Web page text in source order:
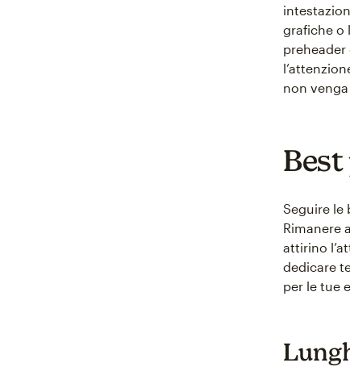
grafiche o
preheader
non
Seguire le
Rimanere
attirino
dedicare
per le tue